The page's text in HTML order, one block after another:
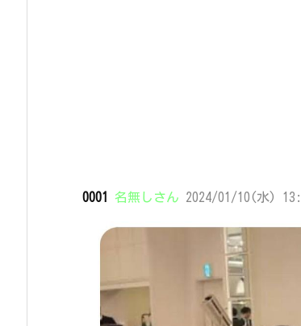
0001 名無しさん 2024/01/10(水)